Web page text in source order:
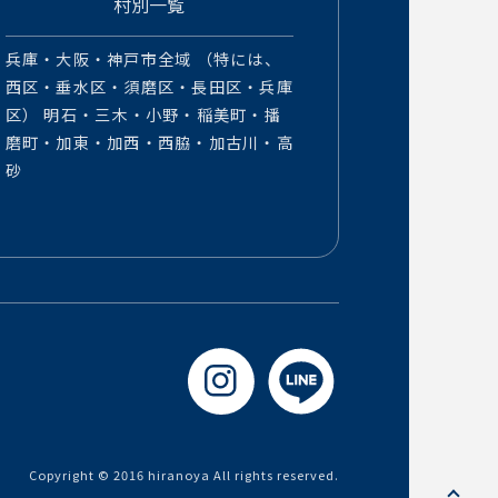
兵庫・大阪・神戸市全域 （特には、
西区・垂水区・須磨区・長田区・兵庫
区） 明石・三木・小野・稲美町・播
磨町・加東・加西・西脇・加古川・高
砂
Copyright © 2016 hiranoya All rights reserved.